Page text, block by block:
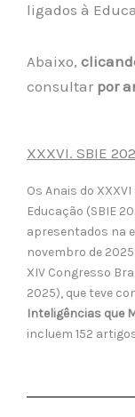
ligados à
Abaixo,
consultar por
XXXVI. SBIE
Os Anais do
Educação (SBIE
apresentados na
novembro de
XIV Congresso
2025), que teve
Inteligências que
incluem 152